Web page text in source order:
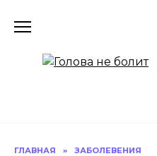
ГЛАВНАЯ » ЗАБОЛЕВЕНИЯ